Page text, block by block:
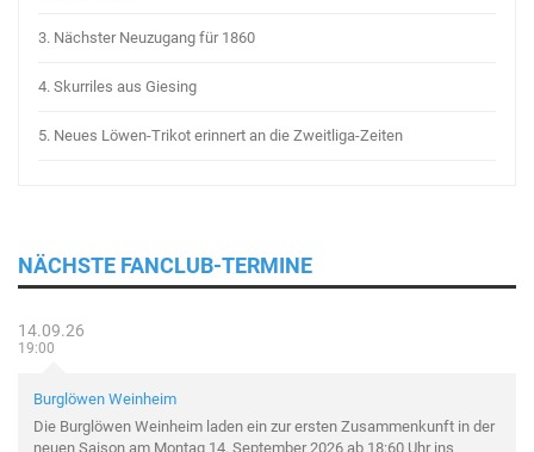
3. Nächster Neuzugang für 1860
4. Skurriles aus Giesing
5. Neues Löwen-Trikot erinnert an die Zweitliga-Zeiten
NÄCHSTE FANCLUB-TERMINE
14.09.26
19:00
Burglöwen Weinheim
Die Burglöwen Weinheim laden ein zur ersten Zusammenkunft in der
neuen Saison am Montag 14. September 2026 ab 18:60 Uhr ins